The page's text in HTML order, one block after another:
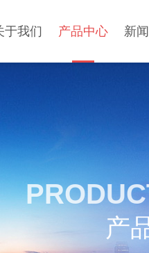
于我们 产品中心 新
产